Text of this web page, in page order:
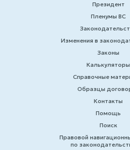
Президент
Пленумы ВС
Изменения в
Законы
Калькуляторы
Справочные
Образцы
Контакты
Помощь
Поиск
Правовой
по